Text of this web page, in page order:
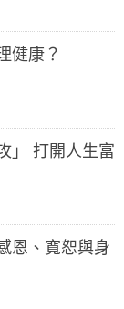
健康？
」 打開人生富
恩、寬恕與身